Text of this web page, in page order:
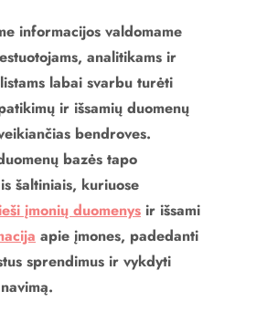
informacijos valdomame
analitikams ir
labai svarbu turėti
ir išsamių duomenų
bendroves.
bazės tapo
šaltiniais, kuriuose
įmonių duomenys ir išsami
apie įmones, padedanti
sprendimus ir vykdyti